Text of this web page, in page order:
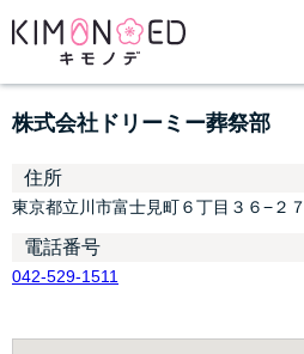
株式会社ドリーミー葬祭部
住所
東京都立川市富士見町６丁目３６−２７
電話番号
042-529-1511